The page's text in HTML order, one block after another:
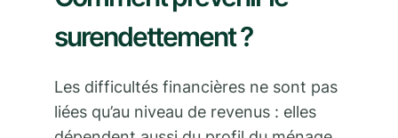
surendettement ?
Les difficultés financières ne sont pas
liées qu’au niveau de revenus : elles